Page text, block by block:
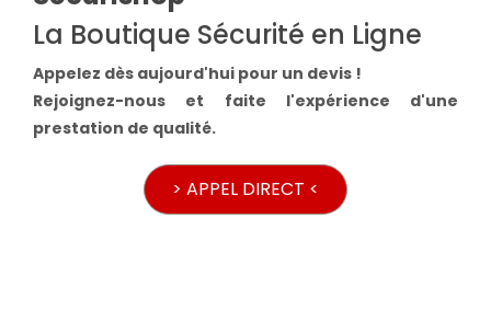
La Boutique Sécurité en Ligne
Appelez dès aujourd'hui pour un devis !
Rejoignez-nous et faite l'expérience d'une
prestation de qualité.
> APPEL DIRECT <